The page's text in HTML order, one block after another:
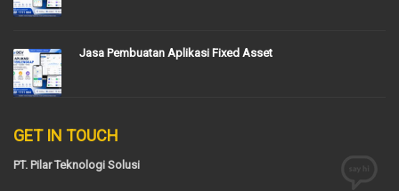
Jasa Pembuatan Aplikasi Fixed Asset
GET IN TOUCH
PT. Pilar Teknologi Solusi